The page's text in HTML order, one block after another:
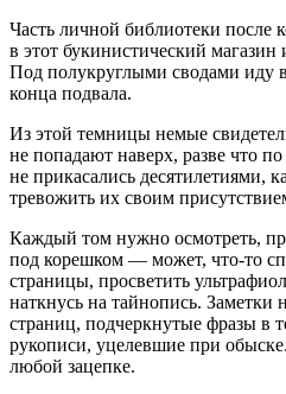
Часть личной библиотеки после
в этот букинистический магазин
Под полукруглыми сводами иду
конца подвала.
Из этой темницы немые
не попадают наверх, разве что
не прикасались десятилетиями,
тревожить их своим
Каждый том нужно осмотреть,
под корешком — может, что-то
страницы, просветить
наткнусь на тайнопись. Заметки
страниц, подчеркнутые фразы в
рукописи, уцелевшие при
любой зацепке.